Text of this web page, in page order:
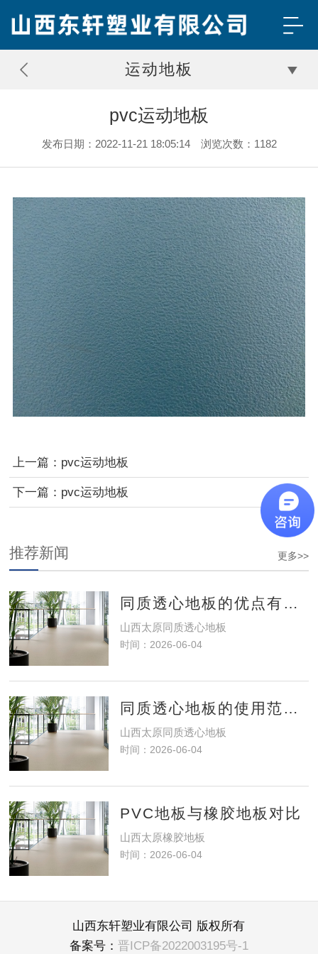
运动地板
pvc运动地板
发布日期：2022-11-21 18:05:14 浏览次数：1182
上一篇： pvc运动地板
下一篇： pvc运动地板
更多>>
推荐新闻
同质透心地板的优点有哪些？
山西太原同质透心地板
时间：2026-06-04
同质透心地板的使用范围？
山西太原同质透心地板
时间：2026-06-04
PVC地板与橡胶地板对比
山西太原橡胶地板
时间：2026-06-04
山西东轩塑业有限公司 版权所有
备案号： 晋ICP备2022003195号-1